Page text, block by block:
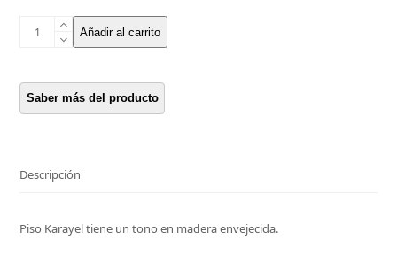
mm
piso
flotante
WR
U$S
Añadir al carrito
Descripción
Piso Karayel tiene un tono en madera envejecida.